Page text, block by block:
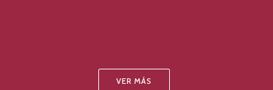
VER MÁS